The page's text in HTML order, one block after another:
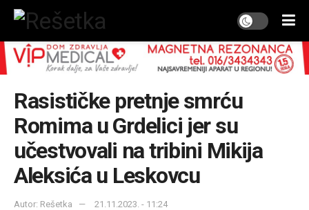
Rasističke pretnje smrću
Romima u Grdelici jer su
učestvovali na tribini Mikija
Aleksića u Leskovcu
Autor: Rešetka 21.11.2023. - 11:24